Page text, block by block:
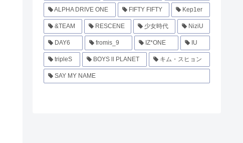
ALPHA DRIVE ONE FIFTY FIFTY Kep1er
&TEAM RESCENE 少女時代 NiziU
DAY6 fromis_9 IZ*ONE IU
tripleS BOYS ll PLANET キム・スヒョン
SAY MY NAME